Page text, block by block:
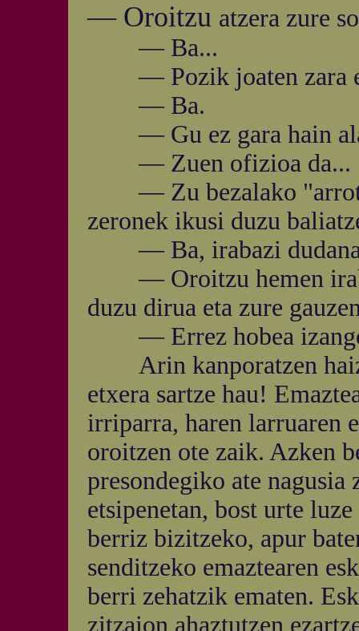
— Oroitzu atzera zure
— Ba...
— Pozik joaten zara
— Ba.
— Gu ez gara hain
— Zuen ofizioa da...
— Zu bezalako
zeronek ikusi duzu
— Ba, irabazi
— Oroitzu hemen
duzu dirua eta zure
— Errez hobea izango
Arin kanporatzen
etxera sartze hau!
irriparra, haren larruaren
oroitzen ote zaik. Azken
presondegiko ate
etsipenetan, bost urte
berriz bizitzeko, apur
senditzeko emaztearen
berri zehatzik ematen.
zitzaion ahaztutzen